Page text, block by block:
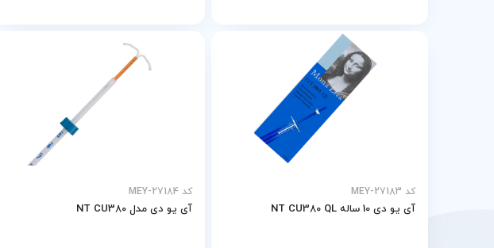
کد MEY-27183
آی یو دی 10 ساله NT CU380 QL
کد MEY-27184
آی یو دی مدل NT CU380